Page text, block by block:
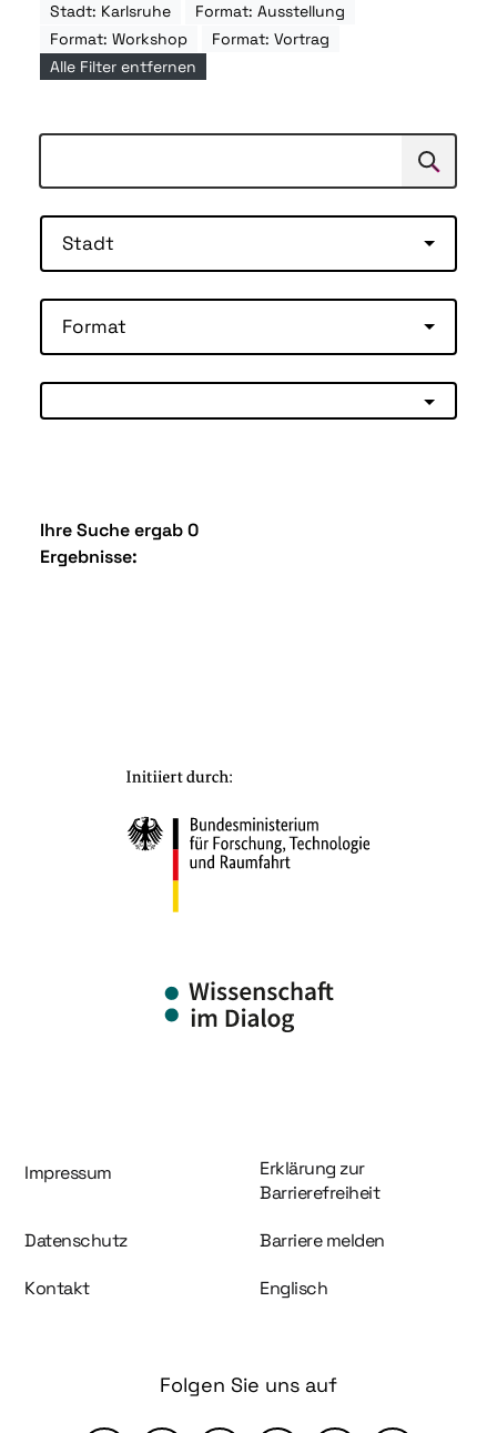
Stadt: Karlsruhe
Format: Ausstellung
Format: Workshop
Format: Vortrag
Alle Filter entfernen
Suchen
Stadt
Format
Ihre Suche ergab 0
Ergebnisse:
Information und Service
Impressum
Erklärung zur
Barrierefreiheit
Datenschutz Barriere melden
Kontakt Englisch
Folgen Sie uns auf